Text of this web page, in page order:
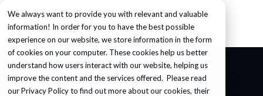
We always want to provide you with relevant and valuable
information! In order for you to have the best possible
experience on our website, we store information in the form
of cookies on your computer. These cookies help us better
understand how users interact with our website, helping us
improve the content and the services offered. Please read
ourPrivacy Policyto find out more about our cookies, their